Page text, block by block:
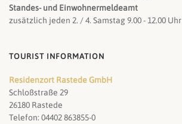
Standes- und Einwohnermeldeamt
zusätzlich jeden 2. / 4. Samstag 9.00 - 12.00 Uhr
TOURIST INFORMATION
Residenzort Rastede GmbH
Schloßstraße 29
26180 Rastede
Telefon: 04402 863855-0